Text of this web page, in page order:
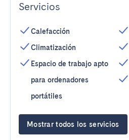
Servicios
Calefacción
Climatización
Espacio de trabajo apto
para ordenadores
portátiles
Mostrar todos los servicios